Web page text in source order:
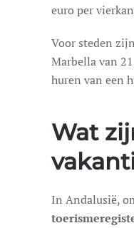
euro per
Voor steden
Marbella van
huren van een
Wat
In Andalusië,